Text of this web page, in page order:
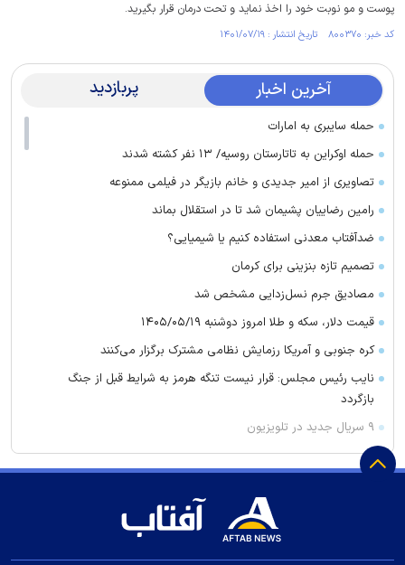
پوست و مو نوبت خود را اخذ نماید و تحت درمان قرار بگیرید.
کد خبر: ۸۰۰۳۷۰ تاریخ انتشار : ۱۴۰۱/۰۷/۱۹
آخرین اخبار پربازدید
حمله سایبری به امارات
حمله اوکراین به تاتارستان روسیه/ ۱۳ نفر کشته شدند
تصاویری از امیر جدیدی و خانم بازیگر در فیلمی ممنوعه
رامین رضاییان پشیمان شد تا در استقلال بماند
ضدآفتاب معدنی استفاده کنیم یا شیمیایی؟
تصمیم تازه بنزینی برای کرمان
مصادیق جرم نسل‌زدایی مشخص شد
قیمت دلار، سکه و طلا امروز دوشنبه ۱۴۰۵/۰۵/۱۹
کره جنوبی و آمریکا رزمایش نظامی مشترک برگزار می‌کنند
نایب رئیس مجلس: قرار نیست تنگه هرمز به شرایط قبل از جنگ
بازگردد
۹ سریال جدید در تلویزیون
فروش دانیال ایری به پرسپولیس منتفی شد!
تشریح وضعیت پرونده گران‌فروشی مدیران خودرو